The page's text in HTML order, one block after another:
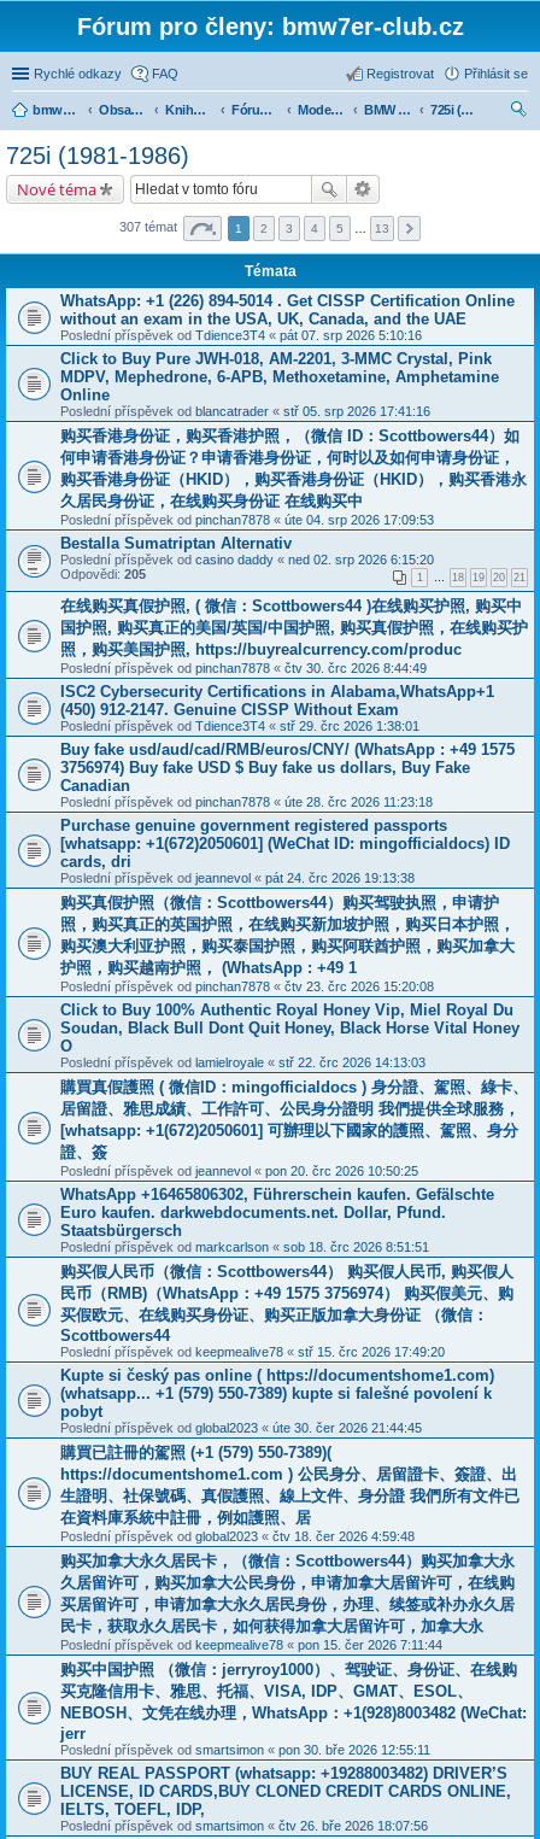
Fórum pro členy: bmw7er-club.cz
Rychlé odkazy FAQ Přihlásit se
Registrovat
bmw7er-club.cz Obsah fóra Knihovna Fórum 7er Modely BMW 7er BMW 7 e23 (1977-1986)
725i (1981-1986)
725i (1981-1986)
Nové téma
307 témat 1 2 3 4 5 13
Témata
WhatsApp: +1 (226) 894-5014​ . Get CISSP Certification Online
without an exam in the USA, UK, Canada, and the UAE
Poslední příspěvek od Tdience3T4 « pát 07. srp 2026 5:10:16
Click to Buy Pure JWH-018, AM-2201, 3-MMC Crystal, Pink
MDPV, Mephedrone, 6-APB, Methoxetamine, Amphetamine
Online
Poslední příspěvek od blancatrader « stř 05. srp 2026 17:41:16
购买香港身份证，购买香港护照，（微信 ID：Scottbowers44）如
何申请香港身份证？申请香港身份证，何时以及如何申请身份证，
购买香港身份证（HKID），购买香港身份证（HKID），购买香港永
久居民身份证，在线购买身份证 在线购买中
Poslední příspěvek od pinchan7878 « úte 04. srp 2026 17:09:53
Bestalla Sumatriptan Alternativ
Poslední příspěvek od casino daddy « ned 02. srp 2026 6:15:20
Odpovědi: 205 1 … 18 19 20 21
在线购买真假护照, ( 微信：Scottbowers44 )在线购买护照, 购买中
国护照, 购买真正的美国/英国/中国护照, 购买真假护照，在线购买护
照，购买美国护照, https://buyrealcurrency.com/produc
Poslední příspěvek od pinchan7878 « čtv 30. črc 2026 8:44:49
ISC2 Cybersecurity Certifications in Alabama,WhatsApp+1
(450) 912-2147. Genuine CISSP Without Exam
Poslední příspěvek od Tdience3T4 « stř 29. črc 2026 1:38:01
Buy fake usd/aud/cad/RMB/euros/CNY/ (WhatsApp : +49 1575
3756974) Buy fake USD $ Buy fake us dollars, Buy Fake
Canadian
Poslední příspěvek od pinchan7878 « úte 28. črc 2026 11:23:18
Purchase genuine government registered passports
[whatsapp: +1(672)2050601] (WeChat ID: mingofficialdocs) ID
cards, dri
Poslední příspěvek od jeannevol « pát 24. črc 2026 19:13:38
购买真假护照（微信：Scottbowers44）购买驾驶执照，申请护
照，购买真正的英国护照，在线购买新加坡护照，购买日本护照，
购买澳大利亚护照，购买泰国护照，购买阿联酋护照，购买加拿大
护照，购买越南护照， (WhatsApp : +49 1
Poslední příspěvek od pinchan7878 « čtv 23. črc 2026 15:20:08
Click to Buy 100% Authentic Royal Honey Vip, Miel Royal Du
Soudan, Black Bull Dont Quit Honey, Black Horse Vital Honey
O
Poslední příspěvek od lamielroyale « stř 22. črc 2026 14:13:03
購買真假護照 ( 微信ID：mingofficialdocs ) 身分證、駕照、綠卡、
居留證、雅思成績、工作許可、公民身分證明 我們提供全球服務，
[whatsapp: +1(672)2050601] 可辦理以下國家的護照、駕照、身分
證、簽
Poslední příspěvek od jeannevol « pon 20. črc 2026 10:50:25
WhatsApp +16465806302, Führerschein kaufen. Gefälschte
Euro kaufen. darkwebdocuments.net. Dollar, Pfund.
Staatsbürgersch
Poslední příspěvek od markcarlson « sob 18. črc 2026 8:51:51
购买假人民币（微信：Scottbowers44） 购买假人民币, 购买假人
民币（RMB)（WhatsApp：+49 1575 3756974） 购买假美元、购
买假欧元、在线购买身份证、购买正版加拿大身份证 （微信：
Scottbowers44
Poslední příspěvek od keepmealive78 « stř 15. črc 2026 17:49:20
Kupte si český pas online ( https://documentshome1.com)
(whatsapp... +1 (579) 550-7389) kupte si falešné povolení k
pobyt
Poslední příspěvek od global2023 « úte 30. čer 2026 21:44:45
購買已註冊的駕照 (+1 (579) 550-7389)(
https://documentshome1.com ) 公民身分、居留證卡、簽證、出
生證明、社保號碼、真假護照、線上文件、身分證 我們所有文件已
在資料庫系統中註冊，例如護照、居
Poslední příspěvek od global2023 « čtv 18. čer 2026 4:59:48
购买加拿大永久居民卡，（微信：Scottbowers44）购买加拿大永
久居留许可，购买加拿大公民身份，申请加拿大居留许可，在线购
买居留许可，申请加拿大永久居民身份，办理、续签或补办永久居
民卡，获取永久居民卡，如何获得加拿大居留许可，加拿大永
Poslední příspěvek od keepmealive78 « pon 15. čer 2026 7:11:44
购买中国护照 （微信：jerryroy1000）、驾驶证、身份证、在线购
买克隆信用卡、雅思、托福、VISA, IDP、GMAT、ESOL、
NEBOSH、文凭在线办理，WhatsApp：+1(928)8003482 (WeChat:
jerr
Poslední příspěvek od smartsimon « pon 30. bře 2026 12:55:11
BUY REAL PASSPORT (whatsapp: +19288003482) DRIVER’S
LICENSE, ID CARDS,BUY CLONED CREDIT CARDS ONLINE,
IELTS, TOEFL, IDP,
Poslední příspěvek od smartsimon « čtv 26. bře 2026 18:07:56